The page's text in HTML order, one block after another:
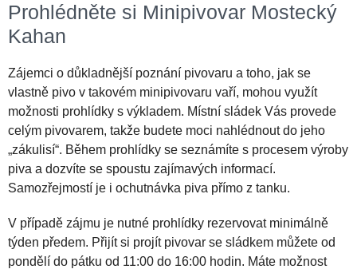
Prohlédněte si Minipivovar Mostecký
Kahan
Zájemci o důkladnější poznání pivovaru a toho, jak se
vlastně pivo v takovém minipivovaru vaří, mohou využít
možnosti prohlídky s výkladem. Místní sládek Vás provede
celým pivovarem, takže budete moci nahlédnout do jeho
„zákulisí“. Během prohlídky se seznámíte s procesem výroby
piva a dozvíte se spoustu zajímavých informací.
Samozřejmostí je i ochutnávka piva přímo z tanku.
V případě zájmu je nutné prohlídky rezervovat minimálně
týden předem. Přijít si projít pivovar se sládkem můžete od
pondělí do pátku od 11:00 do 16:00 hodin. Máte možnost